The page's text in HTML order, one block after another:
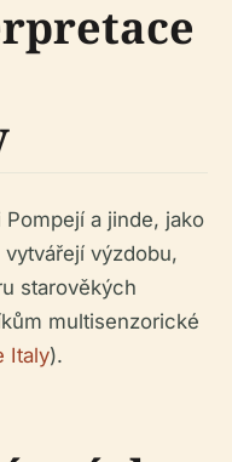
a jinde, jako
výzdobu,
starověkých
multisenzorické
Italy).